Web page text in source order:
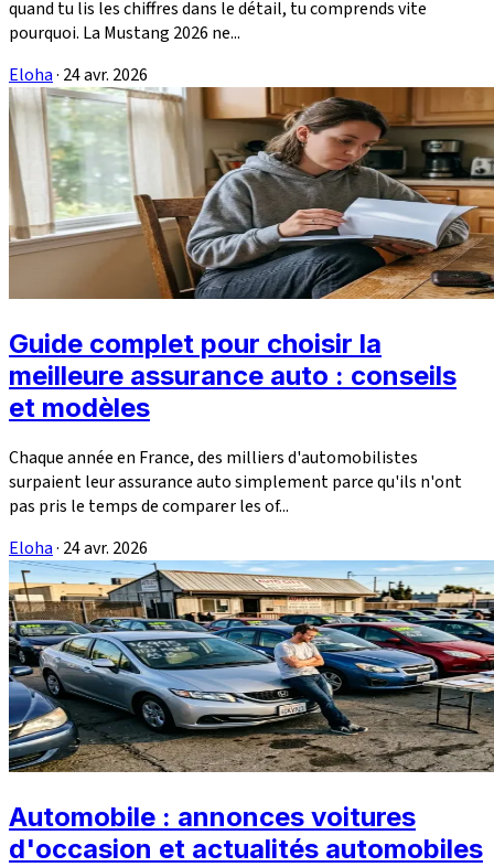
quand tu lis les chiffres dans le détail, tu comprends vite
pourquoi. La Mustang 2026 ne...
Eloha· 24 avr. 2026
Guide complet pour choisir la
meilleure assurance auto : conseils
et modèles
Chaque année en France, des milliers d'automobilistes
surpaient leur assurance auto simplement parce qu'ils n'ont
pas pris le temps de comparer les of...
Eloha· 24 avr. 2026
Automobile : annonces voitures
d'occasion et actualités automobiles